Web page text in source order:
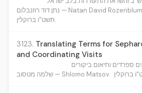
נתן דוד רוזנבלום — Natan David Rozenblum
תשט"ו ברוקלין.
3123. Translating Terms for
and Coordinating Visits
ספרדים ותיאום ביקורים
שלמה מטסוב — Shlomo Matsov